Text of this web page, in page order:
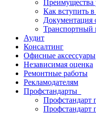
Преимущества
Как вступить
Документация
Транспортный
Аудит
Консалтинг
Офисные аксессуары
Независимая оценка
Ремонтные работы
Рекламодателям
Профстандарты
Профстандарт